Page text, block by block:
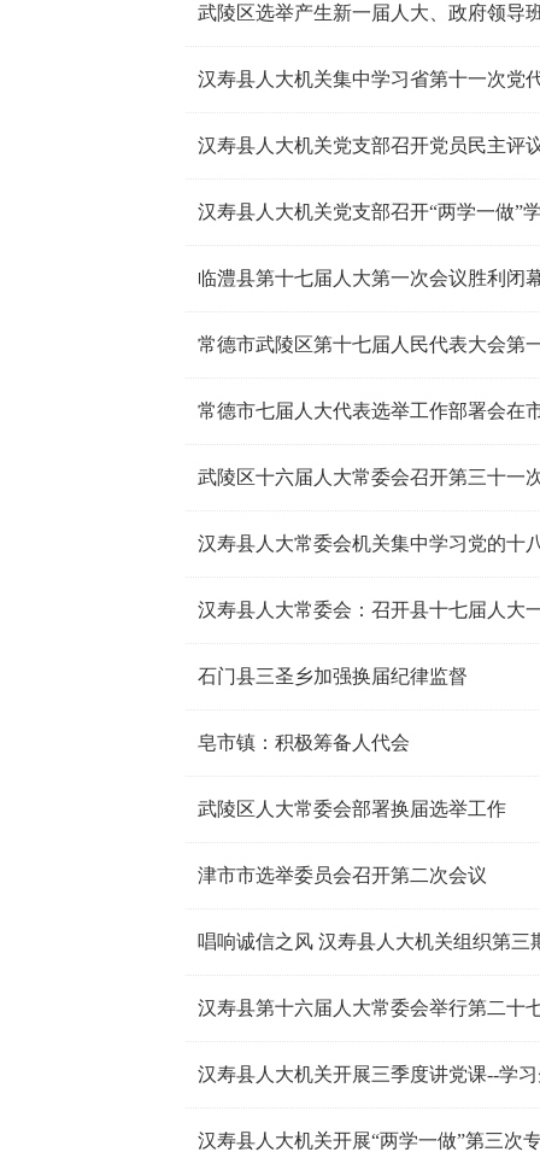
武陵区选举产生新一届人大、政府领导
汉寿县人大机关集中学习省第十一次党
汉寿县人大机关党支部召开党员民主评
汉寿县人大机关党支部召开“两学一做”
临澧县第十七届人大第一次会议胜利闭
常德市武陵区第十七届人民代表大会第
常德市七届人大代表选举工作部署会在
武陵区十六届人大常委会召开第三十一
汉寿县人大常委会机关集中学习党的十
汉寿县人大常委会：召开县十七届人大
石门县三圣乡加强换届纪律监督
皂市镇：积极筹备人代会
武陵区人大常委会部署换届选举工作
津市市选举委员会召开第二次会议
唱响诚信之风 汉寿县人大机关组织第三
汉寿县第十六届人大常委会举行第二十
汉寿县人大机关开展三季度讲党课--学
汉寿县人大机关开展“两学一做”第三次